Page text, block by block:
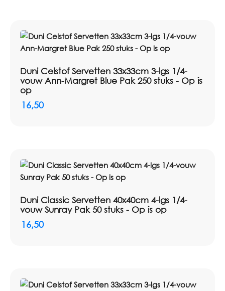
Duni Celstof Servetten 33x33cm 3-lgs 1/4-
vouw Ann-Margret Blue Pak 250 stuks - Op is
op
16,50
Duni Classic Servetten 40x40cm 4-lgs 1/4-
vouw Sunray Pak 50 stuks - Op is op
16,50